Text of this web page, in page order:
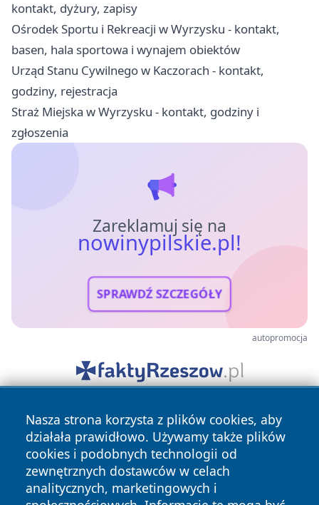
kontakt, dyżury, zapisy
Ośrodek Sportu i Rekreacji w Wyrzysku - kontakt,
basen, hala sportowa i wynajem obiektów
Urząd Stanu Cywilnego w Kaczorach - kontakt,
godziny, rejestracja
Straż Miejska w Wyrzysku - kontakt, godziny i
zgłoszenia
Zareklamuj się na
nowinypilskie.pl!
SPRAWDŹ SZCZEGÓŁY
autopromocja
Nasza strona korzysta z plików cookies, aby
działała prawidłowo. Używamy także plików
cookies i podobnych technologii od
zewnętrznych dostawców w celach
analitycznych, marketingowych i
Copyright © 2026 nowinypilskie.pl Wszystkie prawa